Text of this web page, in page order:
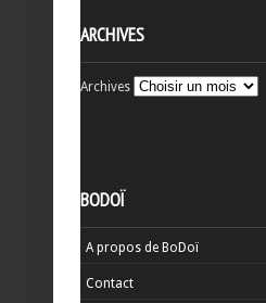
ARCHIVES
Archives
BODOÏ
A propos de BoDoï
Contact